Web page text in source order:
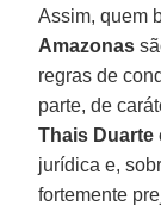
Assim, quem
Amazonas
regras de
parte, de
Thais Duarte
jurídica e,
fortemente